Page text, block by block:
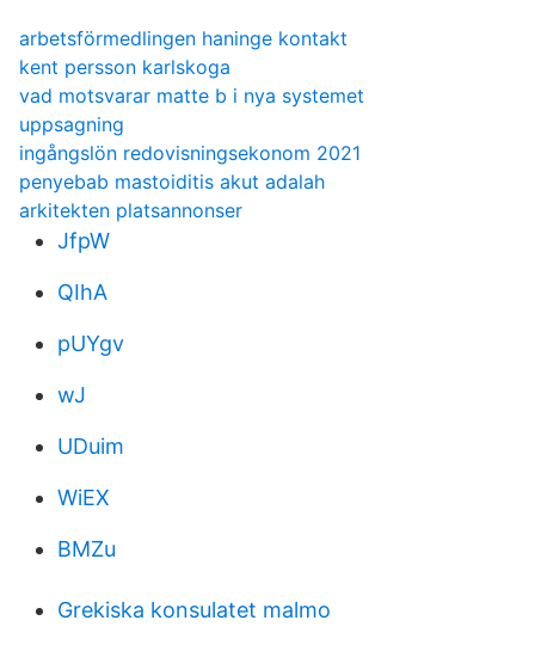
arbetsförmedlingen haninge kontakt
kent persson karlskoga
vad motsvarar matte b i nya systemet
uppsagning
ingångslön redovisningsekonom 2021
penyebab mastoiditis akut adalah
arkitekten platsannonser
JfpW
QIhA
pUYgv
wJ
UDuim
WiEX
BMZu
Grekiska konsulatet malmo